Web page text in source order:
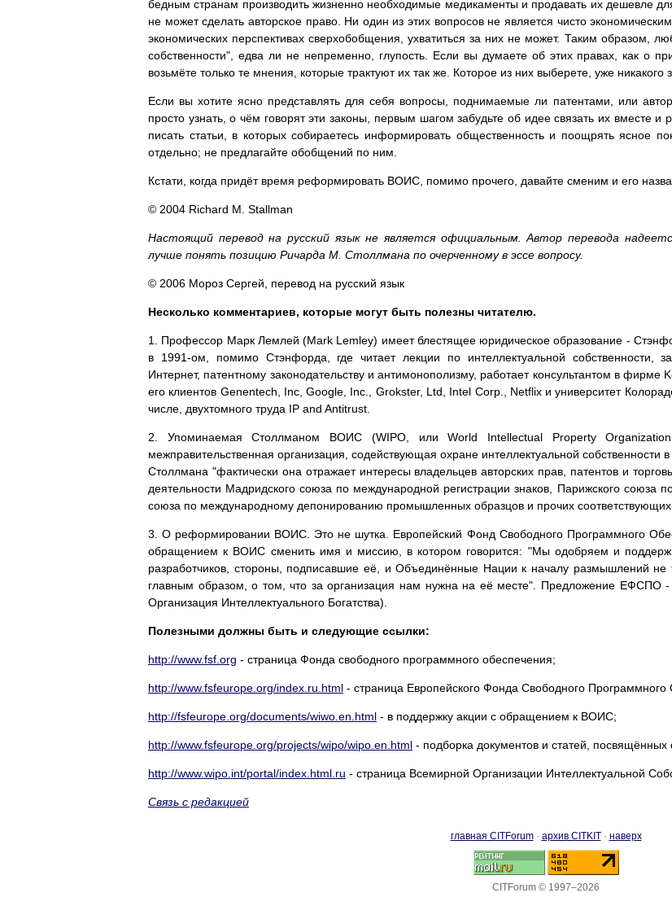
бедным странам производить жизненно необходимые медикаменты и продавать их дешевле
не может сделать авторское право. Ни один из этих вопросов не является чисто
экономических перспективах сверхобобщения, ухватиться за них не может. Таким образом,
собственности", едва ли не непременно, глупость. Если вы думаете об этих правах, как о
возьмёте только те мнения, которые трактуют их так же. Которое из них выберете, уже никакого
Если вы хотите ясно представлять для себя вопросы, поднимаемые ли патентами, или
просто узнать, о чём говорят эти законы, первым шагом забудьте об идее связать их вместе
писать статьи, в которых собираетесь информировать общественность и поощрять ясное
отдельно; не предлагайте обобщений по ним.
Кстати, когда придёт время реформировать ВОИС, помимо прочего, давайте сменим и его
© 2004 Richard M. Stallman
Настоящий перевод на русский язык не является официальным. Автор перевода
лучше понять позицию Ричарда М. Столлмана по очерченному в эссе вопросу.
© 2006 Мороз Сергей, перевод на русский язык
Несколько комментариев, которые могут быть полезны читателю.
1. Профессор Марк Лемлей (Mark Lemley) имеет блестящее юридическое образование -
в 1991-ом, помимо Стэнфорда, где читает лекции по интеллектуальной собственности,
Интернет, патентному законодательству и антимонополизму, работает консультантом в
его клиентов Genentech, Inc, Google, Inc., Grokster, Ltd, Intel Corp., Netflix и университет
числе, двухтомного труда IP and Antitrust.
2. Упоминаемая Столлманом ВОИС (WIPO, или World Intellectual Property
межправительственная организация, содействующая охране интеллектуальной собственности
Столлмана "фактически она отражает интересы владельцев авторских прав, патентов и
деятельности Мадридского союза по международной регистрации знаков, Парижского союза
союза по международному депонированию промышленных образцов и прочих соответствующих
3. О реформировании ВОИС. Это не шутка. Европейский Фонд Свободного Программного
обращением к ВОИС сменить имя и миссию, в котором говорится: "Мы одобряем и
разработчиков, стороны, подписавшие её, и Объединённые Нации к началу размышлений
главным образом, о том, что за организация нам нужна на её месте". Предложение ЕФСПО
Организация Интеллектуального Богатства).
Полезными должны быть и следующие ссылки:
http://www.fsf.org - страница Фонда свободного программного обеспечения;
http://www.fsfeurope.org/index.ru.html - страница Европейского Фонда Свободного
http://fsfeurope.org/documents/wiwo.en.html - в поддержку акции с обращением к ВОИС;
http://www.fsfeurope.org/projects/wipo/wipo.en.html - подборка документов и статей,
http://www.wipo.int/portal/index.html.ru - страница Всемирной Организации Интеллектуальной
Связь с редакцией
главная CITForum· архив CITKIT· наверх
CITForum © 1997–2026